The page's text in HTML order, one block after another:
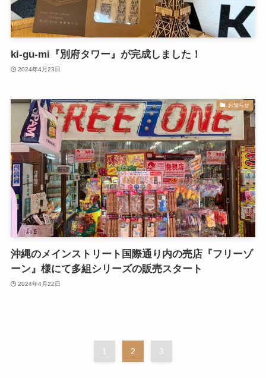
ki-gu-mi『別府タワー』が完成しました！
2024年4月23日
お知らせ
沖縄のメインストリート国際通り内の売店『フリーゾ
ーン』様にて多組シリーズの販売スタート
2024年4月22日
1 2 3